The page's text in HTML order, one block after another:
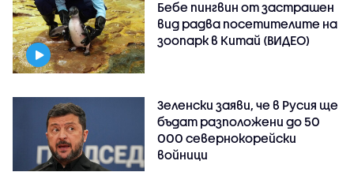
Бебе пингвин от застрашен
вид радва посетителите на
зоопарк в Китай (ВИДЕО)
Зеленски заяви, че в Русия ще
бъдат разположени до 50
000 севернокорейски
войници